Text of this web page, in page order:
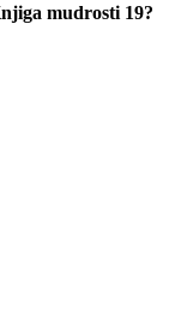
mudrosti 19?